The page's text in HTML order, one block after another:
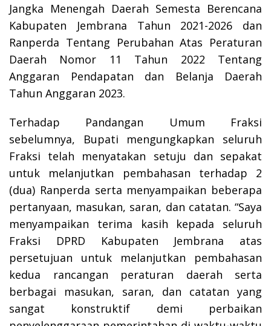
Jangka Menengah Daerah Semesta Berencana
Kabupaten Jembrana Tahun 2021-2026 dan
Ranperda Tentang Perubahan Atas Peraturan
Daerah Nomor 11 Tahun 2022 Tentang
Anggaran Pendapatan dan Belanja Daerah
Tahun Anggaran 2023.
Terhadap Pandangan Umum Fraksi
sebelumnya, Bupati mengungkapkan seluruh
Fraksi telah menyatakan setuju dan sepakat
untuk melanjutkan pembahasan terhadap 2
(dua) Ranperda serta menyampaikan beberapa
pertanyaan, masukan, saran, dan catatan. “Saya
menyampaikan terima kasih kepada seluruh
Fraksi DPRD Kabupaten Jembrana atas
persetujuan untuk melanjutkan pembahasan
kedua rancangan peraturan daerah serta
berbagai masukan, saran, dan catatan yang
sangat konstruktif demi perbaikan